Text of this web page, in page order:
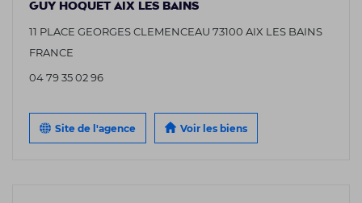
GUY HOQUET AIX LES BAINS
11 PLACE GEORGES CLEMENCEAU 73100 AIX LES BAINS
FRANCE
04 79 35 02 96
Site de l'agence Voir les biens